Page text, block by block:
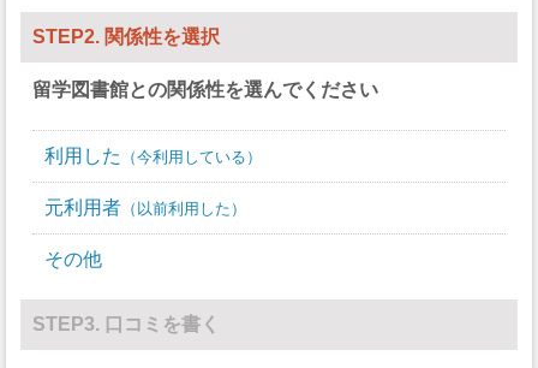
STEP2. 関係性を選択
留学図書館との関係性を選んでください
利用した 今利用している
元利用者 以前利用した
その他
STEP3. 口コミを書く